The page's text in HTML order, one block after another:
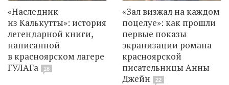
«Наследник
из Калькутты»: история
легендарной книги,
написанной
в красноярском лагере
ГУЛАГа
18
«Зал визжал на каждом
поцелуе»: как прошли
первые показы
экранизации романа
красноярской
писательницы Анны
Джейн
22